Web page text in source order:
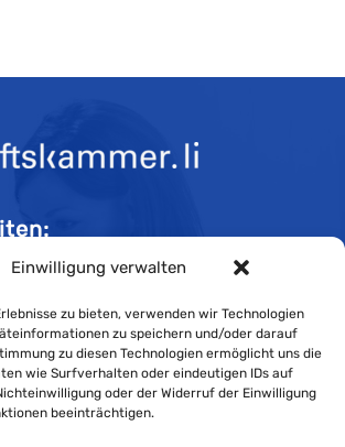
Einwilligung verwalten
zu bieten, verwenden wir Technologien
zu speichern und/oder darauf
zu diesen Technologien ermöglicht uns die
wie Surfverhalten oder eindeutigen IDs auf
oder der Widerruf der Einwilligung
beeinträchtigen.
und 13:30 bis 16:30 Uhr
13:30 bis 16:00 Uhr